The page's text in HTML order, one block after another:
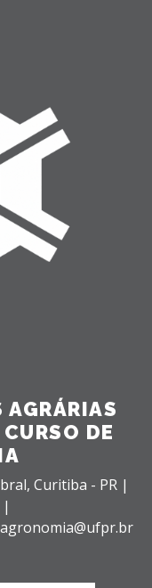
AGRÁRIAS
DE
Curitiba - PR |
|